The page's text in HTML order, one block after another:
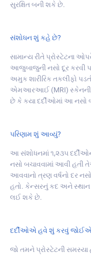
સુરક્ષિત બની શકે છે.
સંશોધન શું કહે છે?
સામાન્ય રીતે પ્રોસ્ટેટના
આજુબાજુની નસો દૂર કરવી
અમુક શારીરિક તકલીફો
એમઆરઆઈ (MRI) સ્કેનની
છે કે કયા દર્દીઓમાં આ નસો
પરિણામ શું આવ્યું?
આ સંશોધનમાં ૧,૨૩૫
નસો બચાવવામાં આવી હતી
આવવાનો ત્રણ વર્ષનો દર
હતો. કેન્સરનું કદ અને સ્થાન
લઈ શકે છે.
દર્દીઓએ હવે શું કરવું
જો તમને પ્રોસ્ટેટની સમસ્યા